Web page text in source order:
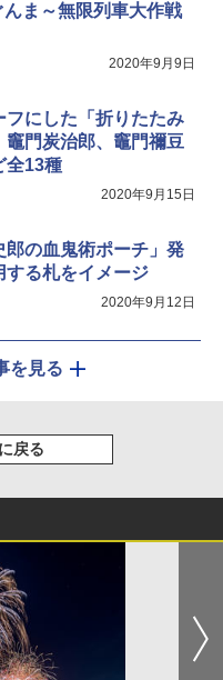
ック)ソロ ドーム 1 EX BDK
ロキャンプ ポリエステル フ
イレテント 透けない【換気
(ブルー)
んま～無限列車大作戦
2020年9月9日
フにした「折りたたみ
竈門炭治郎、竈門禰豆
全13種
2020年9月15日
郎の血鬼術ポーチ」発
する札をイメージ
2020年9月12日
を見る
戻る